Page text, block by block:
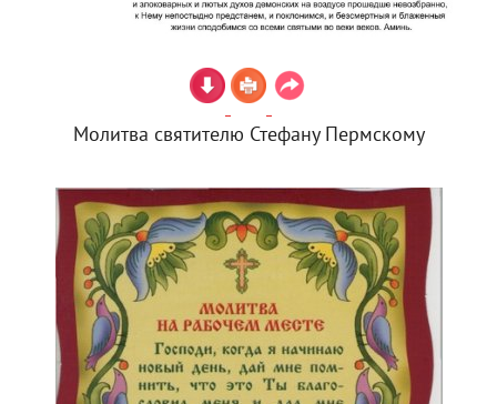
Молитва святителю Стефану Пермскому